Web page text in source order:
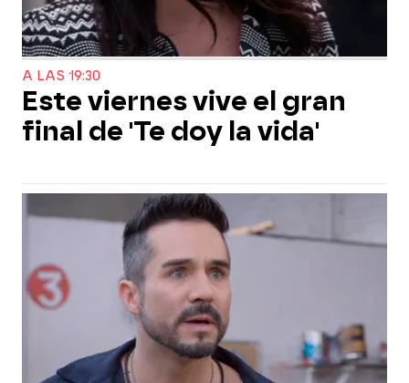
A LAS 19:30
Este viernes vive el gran
final de 'Te doy la vida'